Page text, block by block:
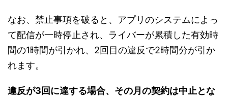
なお、禁止事項を破ると、アプリのシステムによっ
て配信が一時停止され、ライバーが累積した有効時
間の1時間が引かれ、2回目の違反で2時間分が引か
れます。
違反が3回に達する場合、その月の契約は中止とな